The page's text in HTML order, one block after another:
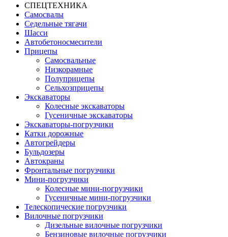
СПЕЦТЕХНИКА
Самосвалы
Седельные тягачи
Шасси
Автобетоно­смесители
Прицепы
Самосвальные
Низкорамные
Полуприцепы
Сельхозприцепы
Экскаваторы
Колесные экскаваторы
Гусеничные экскаваторы
Экскаваторы-погрузчики
Катки дорожные
Автогрейдеры
Бульдозеры
Автокраны
Фронтальные погрузчики
Мини-погрузчики
Колесные мини-погрузчики
Гусеничные мини-погрузчики
Телескопические погрузчики
Вилочные погрузчики
Дизельные вилочные погрузчики
Бензиновые вилочные погрузчики